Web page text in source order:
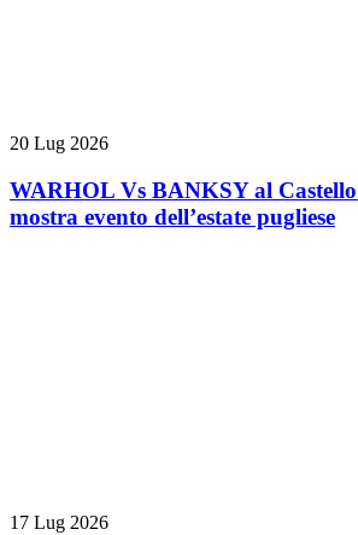
20 Lug 2026
WARHOL Vs BANKSY al
mostra evento dell’estate pugliese
17 Lug 2026